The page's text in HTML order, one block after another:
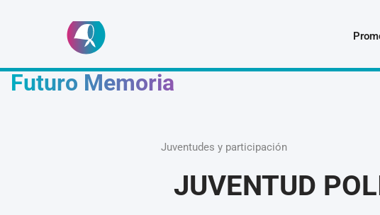
al
Futuro Memoria
Juventudes y participación
JUVENTUD